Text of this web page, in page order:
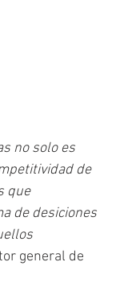
no solo es
de
que
de desiciones
general de